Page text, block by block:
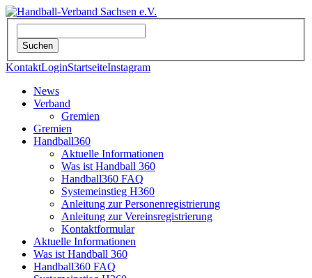
KontaktLoginStartseiteInstagram
News
Verband
Gremien
Gremien
Handball360
Aktuelle Informationen
Was ist Handball 360
Handball360 FAQ
Systemeinstieg H360
Anleitung zur Personenregistrierung
Anleitung zur Vereinsregistrierung
Kontaktformular
Aktuelle Informationen
Was ist Handball 360
Handball360 FAQ